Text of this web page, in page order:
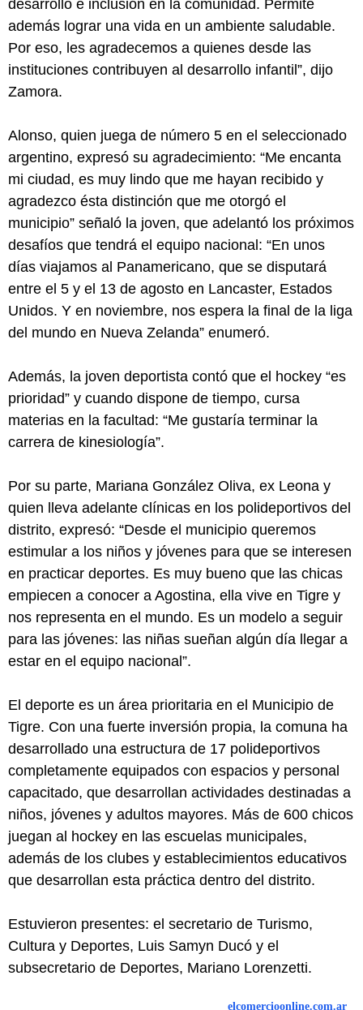
desarrollo e inclusión en la comunidad. Permite
además lograr una vida en un ambiente saludable.
Por eso, les agradecemos a quienes desde las
instituciones contribuyen al desarrollo infantil”, dijo
Zamora.
Alonso, quien juega de número 5 en el seleccionado
argentino, expresó su agradecimiento: “Me encanta
mi ciudad, es muy lindo que me hayan recibido y
agradezco ésta distinción que me otorgó el
municipio” señaló la joven, que adelantó los próximos
desafíos que tendrá el equipo nacional: “En unos
días viajamos al Panamericano, que se disputará
entre el 5 y el 13 de agosto en Lancaster, Estados
Unidos. Y en noviembre, nos espera la final de la liga
del mundo en Nueva Zelanda” enumeró.
Además, la joven deportista contó que el hockey “es
prioridad” y cuando dispone de tiempo, cursa
materias en la facultad: “Me gustaría terminar la
carrera de kinesiología”.
Por su parte, Mariana González Oliva, ex Leona y
quien lleva adelante clínicas en los polideportivos del
distrito, expresó: “Desde el municipio queremos
estimular a los niños y jóvenes para que se interesen
en practicar deportes. Es muy bueno que las chicas
empiecen a conocer a Agostina, ella vive en Tigre y
nos representa en el mundo. Es un modelo a seguir
para las jóvenes: las niñas sueñan algún día llegar a
estar en el equipo nacional”.
El deporte es un área prioritaria en el Municipio de
Tigre. Con una fuerte inversión propia, la comuna ha
desarrollado una estructura de 17 polideportivos
completamente equipados con espacios y personal
capacitado, que desarrollan actividades destinadas a
niños, jóvenes y adultos mayores. Más de 600 chicos
juegan al hockey en las escuelas municipales,
además de los clubes y establecimientos educativos
que desarrollan esta práctica dentro del distrito.
Estuvieron presentes: el secretario de Turismo,
Cultura y Deportes, Luis Samyn Ducó y el
subsecretario de Deportes, Mariano Lorenzetti.
elcomercioonline.com.ar